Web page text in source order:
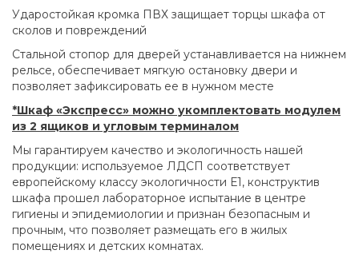
Ударостойкая кромка ПВХ защищает торцы шкафа от
сколов и повреждений
Стальной стопор для дверей устанавливается на нижнем
рельсе, обеспечивает мягкую остановку двери и
позволяет зафиксировать ее в нужном месте
*Шкаф «Экспресс» можно укомплектовать модулем
из 2 ящиков и угловым терминалом
Мы гарантируем качество и экологичность нашей
продукции: используемое ЛДСП соответствует
европейскому классу экологичности Е1, конструктив
шкафа прошел лабораторное испытание в центре
гигиены и эпидемиологии и признан безопасным и
прочным, что позволяет размещать его в жилых
помещениях и детских комнатах.